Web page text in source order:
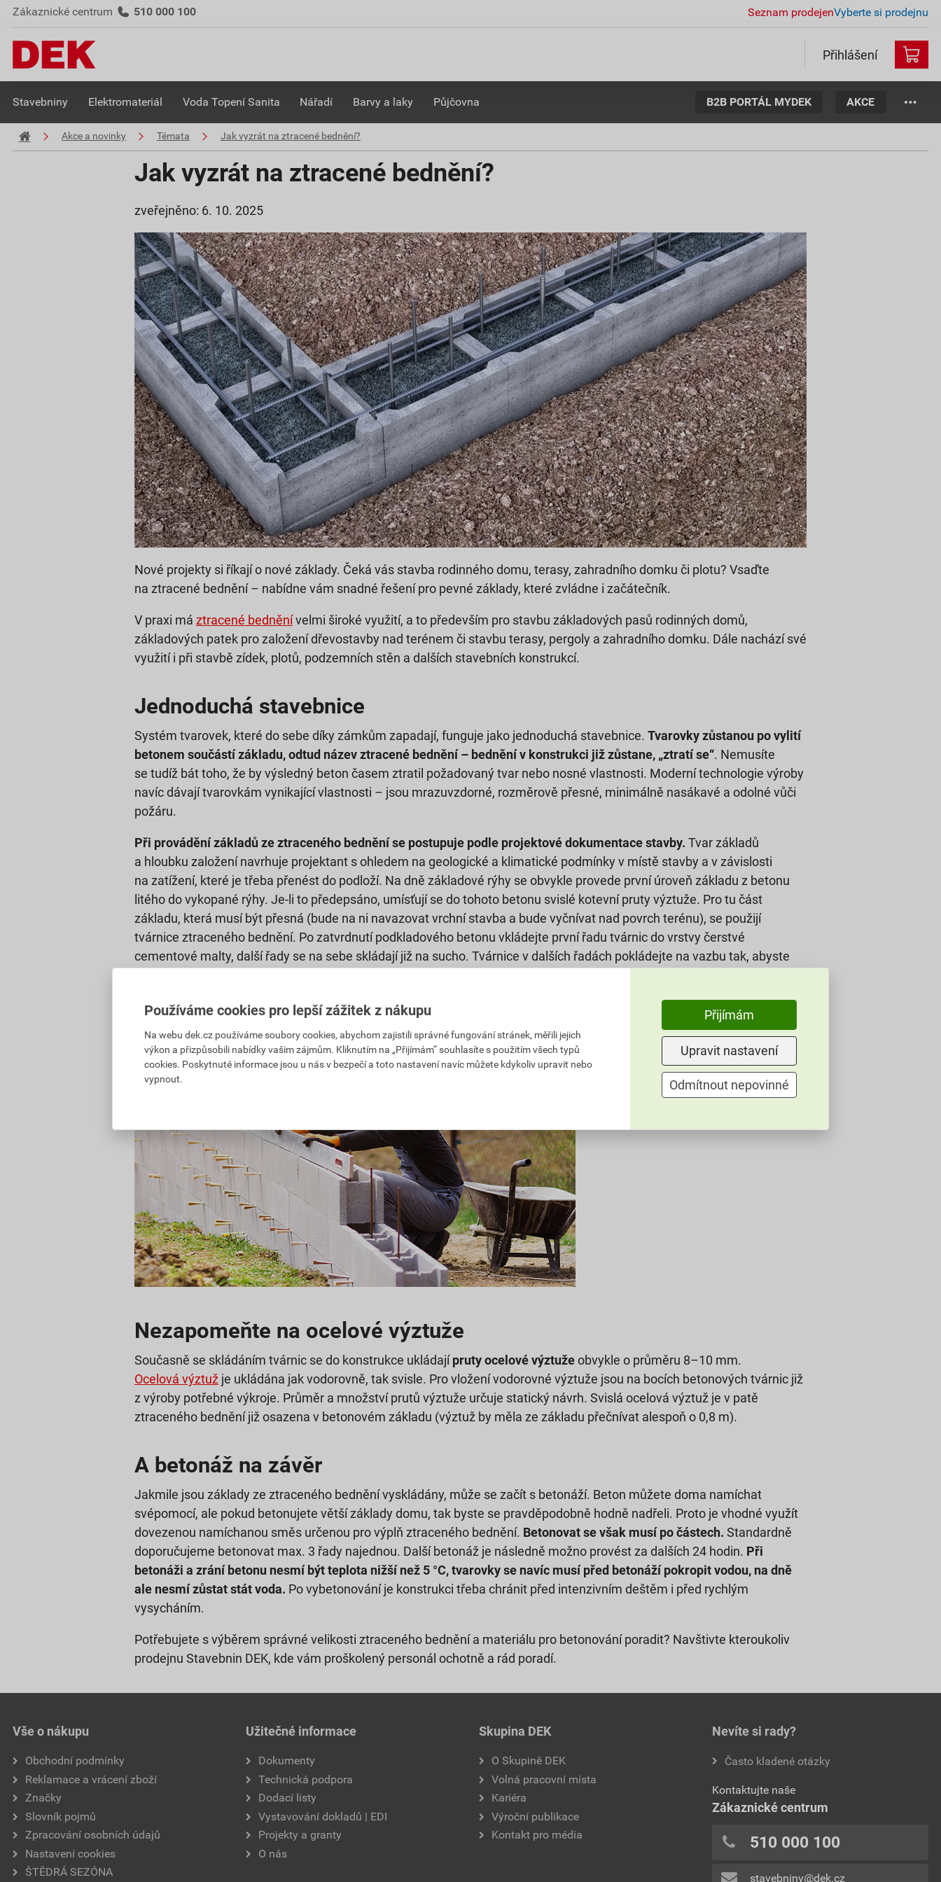
Zákaznické centrum 510 000 100 Seznam prodejenVyberte si prodejnu
Přihlášení
Stavebniny Elektromateriál Voda Topení Sanita Nářadí Barvy a laky Půjčovna B2B PORTÁL MYDEK AKCE
Akce a novinky Témata Jak vyzrát na ztracené bednění?
Jak vyzrát na ztracené bednění?
zveřejněno: 6. 10. 2025
Nové projekty si říkají o nové základy. Čeká vás stavba rodinného domu, terasy, zahradního domku či plotu? Vsaďte
na ztracené bednění – nabídne vám snadné řešení pro pevné základy, které zvládne i začátečník.
V praxi má ztracené bedněnívelmi široké využití, a to především pro stavbu základových pasů rodinných domů,
základových patek pro založení dřevostavby nad terénem či stavbu terasy, pergoly a zahradního domku. Dále nachází své
využití i při stavbě zídek, plotů, podzemních stěn a dalších stavebních konstrukcí.
Jednoduchá stavebnice
Systém tvarovek, které do sebe díky zámkům zapadají, funguje jako jednoduchá stavebnice. Tvarovky zůstanou po vylití
betonem součástí základu, odtud název ztracené bednění – bednění v konstrukci již zůstane, „ztratí se“. Nemusíte
se tudíž bát toho, že by výsledný beton časem ztratil požadovaný tvar nebo nosné vlastnosti. Moderní technologie výroby
navíc dávají tvarovkám vynikající vlastnosti – jsou mrazuvzdorné, rozměrově přesné, minimálně nasákavé a odolné vůči
požáru.
Při provádění základů ze ztraceného bednění se postupuje podle projektové dokumentace stavby. Tvar základů
a hloubku založení navrhuje projektant s ohledem na geologické a klimatické podmínky v místě stavby a v závislosti
na zatížení, které je třeba přenést do podloží. Na dně základové rýhy se obvykle provede první úroveň základu z betonu
litého do vykopané rýhy. Je-li to předepsáno, umísťují se do tohoto betonu svislé kotevní pruty výztuže. Pro tu část
základu, která musí být přesná (bude na ni navazovat vrchní stavba a bude vyčnívat nad povrch terénu), se použijí
tvárnice ztraceného bednění. Po zatvrdnutí podkladového betonu vkládejte první řadu tvárnic do vrstvy čerstvé
cementové malty, další řady se na sebe skládají již na sucho. Tvárnice v dalších řadách pokládejte na vazbu tak, abyste
nebo stolní pilou na beton.
Nezapomeňte na ocelové výztuže
Současně se skládáním tvárnic se do konstrukce ukládajípruty ocelové výztužeobvykle o průměru 8–10 mm.
Ocelová výztuž je ukládána jak vodorovně, tak svisle. Pro vložení vodorovné výztuže jsou na bocích betonových tvárnic již
z výroby potřebné výkroje. Průměr a množství prutů výztuže určuje statický návrh. Svislá ocelová výztuž je v patě
ztraceného bednění již osazena v betonovém základu (výztuž by měla ze základu přečnívat alespoň o 0,8 m).
A betonáž na závěr
Jakmile jsou základy ze ztraceného bednění vyskládány, může se začít s betonáží. Beton můžete doma namíchat
svépomocí, ale pokud betonujete větší základy domu, tak byste se pravděpodobně hodně nadřeli. Proto je vhodné využít
dovezenou namíchanou směs určenou pro výplň ztraceného bednění. Betonovat se však musí po částech. Standardně
doporučujeme betonovat max. 3 řady najednou. Další betonáž je následně možno provést za dalších 24 hodin. Při
betonáži a zrání betonu nesmí být teplota nižší než 5 °C, tvarovky se navíc musí před betonáží pokropit vodou, na dně
ale nesmí zůstat stát voda. Po vybetonování je konstrukci třeba chránit před intenzivním deštěm i před rychlým
vysycháním.
Potřebujete s výběrem správné velikosti ztraceného bednění a materiálu pro betonování poradit? Navštivte kteroukoliv
prodejnu Stavebnin DEK, kde vám proškolený personál ochotně a rád poradí.
Vše o nákupu
Obchodní podmínky
Reklamace a vrácení zboží
Značky
Slovník pojmů
Zpracování osobních údajů
Nastavení cookies
ŠTĚDRÁ SEZÓNA
Užitečné informace
Dokumenty
Technická podpora
Dodací listy
Vystavování dokladů | EDI
Projekty a granty
O nás
Skupina DEK
O Skupině DEK
Volná pracovní místa
Kariéra
Výroční publikace
Kontakt pro média
Nevíte si rady?
Často kladené otázky
Kontaktujte naše
Zákaznické centrum
510 000 100
stavebniny@dek.cz
Používáme cookies pro lepší zážitek z nákupu
Na webu dek.cz používáme soubory cookies, abychom zajistili správné fungování stránek, měřili jejich
výkon a přizpůsobili nabídky vašim zájmům. Kliknutím na „Přijímám“ souhlasíte s použitím všech typů
cookies. Poskytnuté informace jsou u nás v bezpečí a toto nastavení navíc můžete kdykoliv upravit nebo
vypnout.
Přijímám
Upravit nastavení
Odmítnout nepovinné